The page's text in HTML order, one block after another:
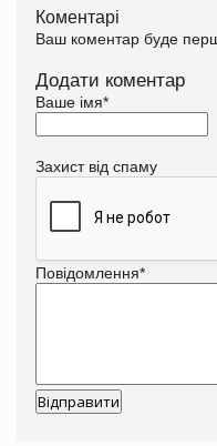
Коментарі
Ваш коментар буде
Додати коментар
Ваше імя*
Захист від спаму
Повідомлення*